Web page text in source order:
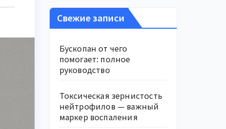
Свежие записи
Бускопан от чего
помогает: полное
руководство
Токсическая зернистость
нейтрофилов — важный
маркер воспаления